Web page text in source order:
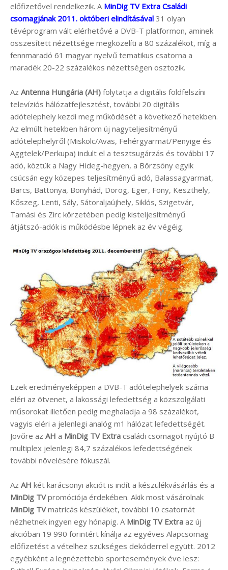
előfizetővel rendelkezik. A MinDig TV Extra Családi
csomagjának 2011. októberi elindításával 31 olyan
tévéprogram vált elérhetővé a DVB-T platformon, aminek
összesített nézettsége megközelíti a 80 százalékot, míg a
fennmaradó 61 magyar nyelvű tematikus csatorna a
maradék 20-22 százalékos nézettségen osztozik.
Az Antenna Hungária (AH) folytatja a digitális földfelszíni
televíziós hálózatfejlesztést, további 20 digitális
adótelephely kezdi meg működését a következő hetekben.
Az elmúlt hetekben három új nagyteljesítményű
adótelephelyről (Miskolc/Avas, Fehérgyarmat/Penyige és
Aggtelek/Perkupa) indult el a tesztsugárzás és további 17
adó, köztük a Nagy Hideg-hegyen, a Börzsöny egyik
csúcsán egy közepes teljesítményű adó, Balassagyarmat,
Barcs, Battonya, Bonyhád, Dorog, Eger, Fony, Keszthely,
Kőszeg, Lenti, Sály, Sátoraljaújhely, Siklós, Szigetvár,
Tamási és Zirc körzetében pedig kisteljesítményű
átjátszó-adók is működésbe lépnek az év végéig.
Ezek eredményeképpen a DVB-T adótelephelyek száma
eléri az ötvenet, a lakossági lefedettség a közszolgálati
műsorokat illetően pedig meghaladja a 98 százalékot,
vagyis eléri a jelenlegi analóg m1 hálózat lefedettségét.
Jövőre az AH a MinDig TV Extra családi csomagot nyújtó B
multiplex jelenlegi 84,7 százalékos lefedettségének
további növelésére fókuszál.
Az AH két karácsonyi akciót is indít a készülékvásárlás és a
MinDig TVpromóciója érdekében. Akik most vásárolnak
MinDig TVmatricás készüléket, további 10 csatornát
nézhetnek ingyen egy hónapig. A MinDig TV Extra az új
akcióban 19 990 forintért kínálja az egyéves Alapcsomag
előfizetést a vételhez szükséges dekóderrel együtt. 2012
egyébként a legnézettebb sportesemények éve lesz: